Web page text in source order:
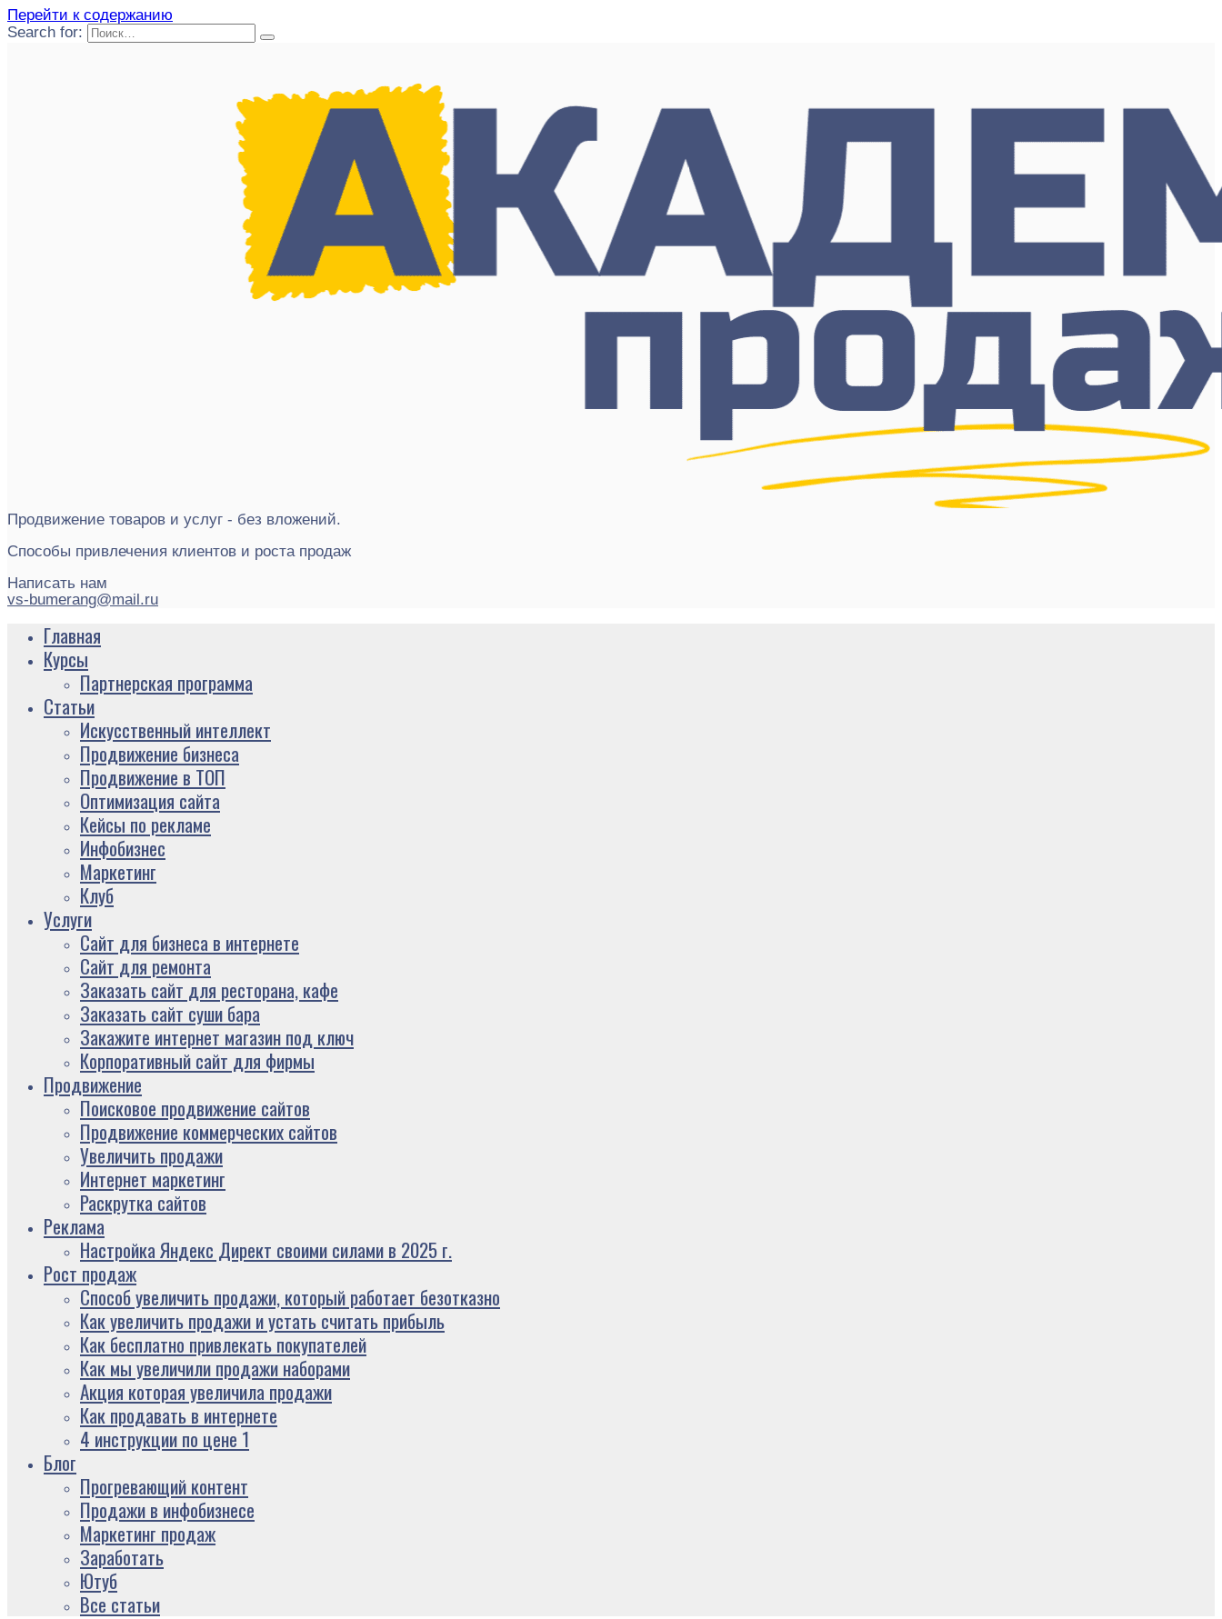
Перейти к содержанию
Search for:
Продвижение товаров и услуг - без вложений.
Способы привлечения клиентов и роста продаж
Написать нам
vs-bumerang@mail.ru
Главная
Курсы
Партнерская программа
Статьи
Искусственный интеллект
Продвижение бизнеса
Продвижение в ТОП
Оптимизация сайта
Кейсы по рекламе
Инфобизнес
Маркетинг
Клуб
Услуги
Сайт для бизнеса в интернете
Сайт для ремонта
Заказать сайт для ресторана, кафе
Заказать сайт суши бара
Закажите интернет магазин под ключ
Корпоративный сайт для фирмы
Продвижение
Поисковое продвижение сайтов
Продвижение коммерческих сайтов
Увеличить продажи
Интернет маркетинг
Раскрутка сайтов
Реклама
Настройка Яндекс Директ своими силами в 2025 г.
Рост продаж
Способ увеличить продажи, который работает безотказно
Как увеличить продажи и устать считать прибыль
Как бесплатно привлекать покупателей
Как мы увеличили продажи наборами
Акция которая увеличила продажи
Как продавать в интернете
4 инструкции по цене 1
Блог
Прогревающий контент
Продажи в инфобизнесе
Маркетинг продаж
Заработать
Ютуб
Все статьи